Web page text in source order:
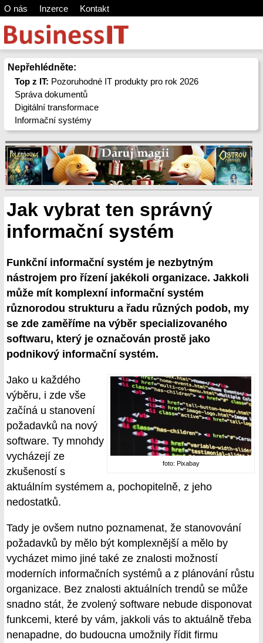
O nás Inzerce Kontakt
Nepřehlédněte:
Top z IT: Pozoruhodné IT produkty pro rok 2026
Správa dokumentů
Digitální transformace
Informační systémy
Jak vybrat ten správný
informační systém
Funkční informační systém je nezbytným
nástrojem pro řízení jakékoli organizace. Jakkoli
může mít komplexní informační systém
různorodou strukturu a řadu různých podob, my
se zde zaměříme na výběr specializovaného
softwaru, který je označován prostě jako
podnikový informační systém.
foto: Pixabay
Jako u každého
výběru, i zde vše
začíná u stanovení
požadavků na nový
software. Ty mnohdy
vycházejí ze
zkušeností s
aktuálním systémem a, pochopitelně, z jeho
nedostatků.
Tady je ovšem nutno poznamenat, že stanovování
požadavků by mělo být komplexnější a mělo by
vycházet mimo jiné také ze znalosti možností
moderních informačních systémů a z plánování růstu
organizace. Bez znalosti aktuálních trendů se může
snadno stát, že zvolený software nebude disponovat
funkcemi, které by vám, jakkoli vás to aktuálně třeba
nenapadne, do budoucna umožnily řídit firmu